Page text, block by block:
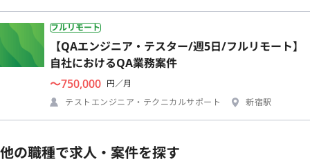
フルリモート
【QAエンジニア・テスター/週5日/フルリモート】
自社におけるQA業務案件
〜750,000 円／月
テストエンジニア・テクニカルサポート
新宿駅
他の職種で求人・案件を探す